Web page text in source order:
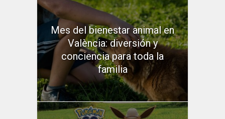
Mes del bienestar animal en
València: diversión y
conciencia para toda la
familia